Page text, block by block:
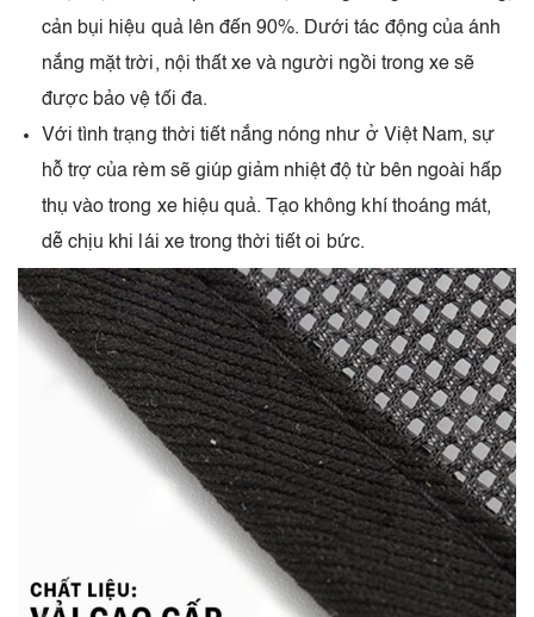
cản bụi hiệu quả lên đến 90%. Dưới tác động của ánh
nắng mặt trời, nội thất xe và người ngồi trong xe sẽ
được bảo vệ tối đa.
Với tình trạng thời tiết nắng nóng như ở Việt Nam, sự
hỗ trợ của rèm sẽ giúp giảm nhiệt độ từ bên ngoài hấp
thụ vào trong xe hiệu quả. Tạo không khí thoáng mát,
dễ chịu khi lái xe trong thời tiết oi bức.